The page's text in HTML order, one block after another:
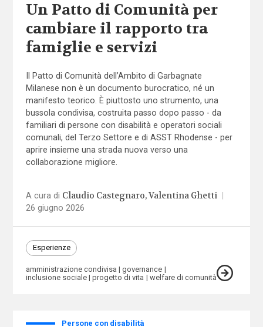
Un Patto di Comunità per
cambiare il rapporto tra
famiglie e servizi
Il Patto di Comunità dell’Ambito di Garbagnate
Milanese non è un documento burocratico, né un
manifesto teorico. È piuttosto uno strumento, una
bussola condivisa, costruita passo dopo passo - da
familiari di persone con disabilità e operatori sociali
comunali, del Terzo Settore e di ASST Rhodense - per
aprire insieme una strada nuova verso una
collaborazione migliore.
A cura di Claudio Castegnaro Valentina Ghetti
26 giugno 2026
Esperienze
amministrazione condivisa
governance
inclusione sociale
progetto di vita welfare di comunità
Persone con disabilità